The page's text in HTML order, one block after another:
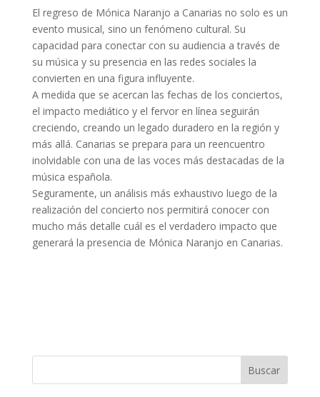
El regreso de Mónica Naranjo a Canarias no solo es un
evento musical, sino un fenómeno cultural. Su
capacidad para conectar con su audiencia a través de
su música y su presencia en las redes sociales la
convierten en una figura influyente.
A medida que se acercan las fechas de los conciertos,
el impacto mediático y el fervor en línea seguirán
creciendo, creando un legado duradero en la región y
más allá. Canarias se prepara para un reencuentro
inolvidable con una de las voces más destacadas de la
música española.
Seguramente, un análisis más exhaustivo luego de la
realización del concierto nos permitirá conocer con
mucho más detalle cuál es el verdadero impacto que
generará la presencia de Mónica Naranjo en Canarias.
Buscar